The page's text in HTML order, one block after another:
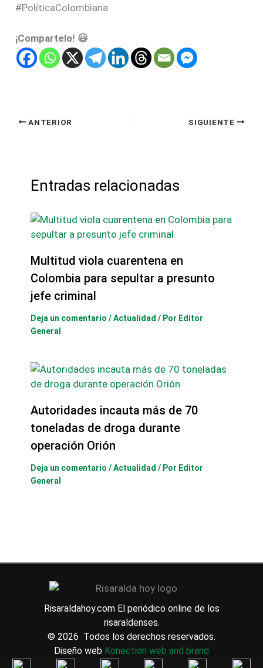
#PolíticaColombiana
¡Compartelo! 😃
ANTERIOR SIGUIENTE
Entradas relacionadas
Multitud viola cuarentena en
Colombia para sepultar a presunto
jefe criminal
Deja un comentario /Actualidad / Por Editor
General
Autoridades incauta más de 70
toneladas de droga durante
operación Orión
Deja un comentario /Actualidad / Por Editor
General
Risaraldahoy.com El periódico online de los
risaraldenses.
© 2026 Todos los derechos reservados.
Diseño web Konection web and brand